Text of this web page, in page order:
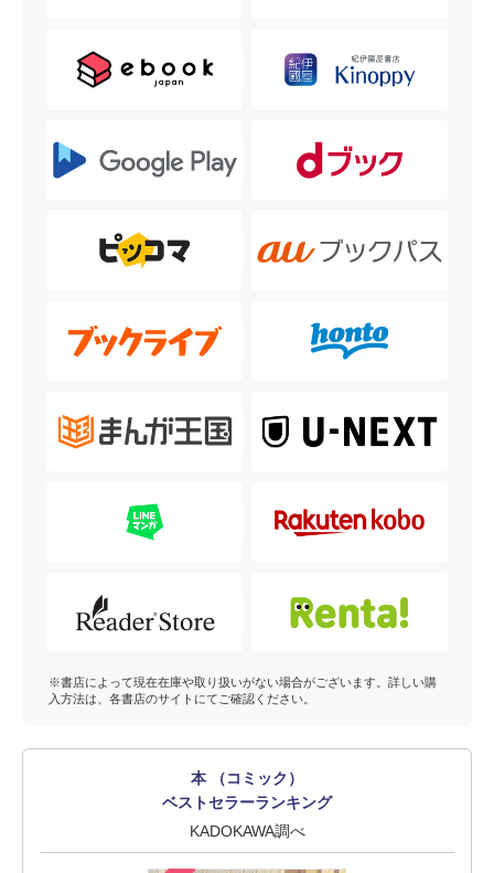
※書店によって現在在庫や取り扱いがない場合がございます。詳しい購
入方法は、各書店のサイトにてご確認ください。
本 （コミック）
ベストセラーランキング
KADOKAWA調べ